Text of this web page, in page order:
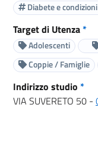
Diabete e
Target di Utenza*
Adolescenti
Coppie / Famiglie
Indirizzo studio *
VIA SUVERETO 50 -